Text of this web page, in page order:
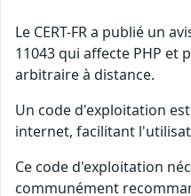
Le CERT-FR a publié un
11043 qui affecte PHP et
arbitraire à distance.
Un code d'exploitation
internet, facilitant
Ce code d'exploitation
communément